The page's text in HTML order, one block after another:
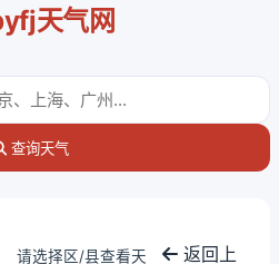
天气网
查询天气
请选择区/县查看天
返回上